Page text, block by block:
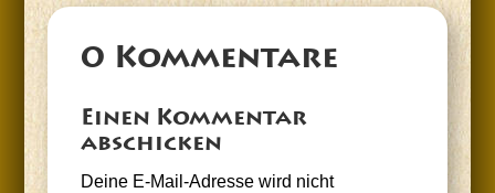
0 Kommentare
Einen Kommentar
abschicken
Deine E-Mail-Adresse wird nicht